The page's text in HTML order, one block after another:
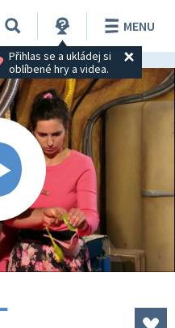
Přihlas se a ukládej si
oblíbené hry a videa.
MENU